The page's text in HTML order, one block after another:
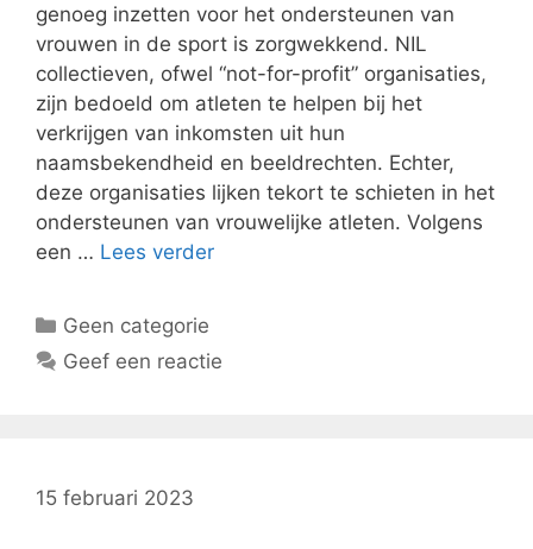
genoeg inzetten voor het ondersteunen van
vrouwen in de sport is zorgwekkend. NIL
collectieven, ofwel “not-for-profit” organisaties,
zijn bedoeld om atleten te helpen bij het
verkrijgen van inkomsten uit hun
naamsbekendheid en beeldrechten. Echter,
deze organisaties lijken tekort te schieten in het
ondersteunen van vrouwelijke atleten. Volgens
een … Lees verder
Categorieën
Geen categorie
Geef een reactie
15 februari 2023